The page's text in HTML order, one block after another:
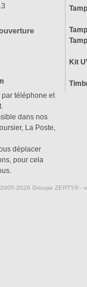
téléphone et
dans nos
La Poste,
déplacer
pour cela
Kit
2026 Groupe ZERTY® -